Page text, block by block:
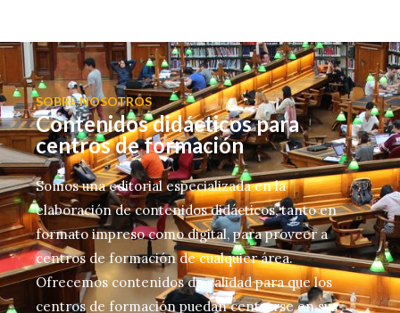
SOBRE NOSOTROS
Contenidos didácticos para
centros de formación
Somos una editorial especializada en la
elaboración de contenidos didácticos, tanto en
formato impreso como digital, para proveer a
centros de formación de cualquier área.
Ofrecemos contenidos de calidad para que los
centros de formación puedan centrarse en sus